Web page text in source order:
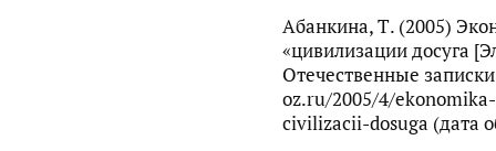
Абанкина, Т. (2005)
«цивилизации досуга
Отечественные
oz.ru/2005/4/
civilizacii-dosuga (дата